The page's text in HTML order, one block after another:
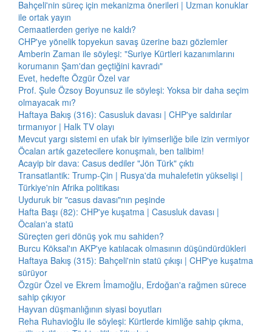
Bahçeli'nin süreç için mekanizma önerileri | Uzman konuklar
ile ortak yayın
Cemaatlerden geriye ne kaldı?
CHP'ye yönelik topyekun savaş üzerine bazı gözlemler
Amberin Zaman ile söyleşi: "Suriye Kürtleri kazanımlarını
korumanın Şam'dan geçtiğini kavradı"
Evet, hedefte Özgür Özel var
Prof. Şule Özsoy Boyunsuz ile söyleşi: Yoksa bir daha seçim
olmayacak mı?
Haftaya Bakış (316): Casusluk davası | CHP'ye saldırılar
tırmanıyor | Halk TV olayı
Mevcut yargı sistemi en ufak bir iyimserliğe bile izin vermiyor
Öcalan artık gazetecilere konuşmalı, ben talibim!
Acayip bir dava: Casus dediler "Jön Türk" çıktı
Transatlantik: Trump-Çin | Rusya'da muhalefetin yükselişi |
Türkiye'nin Afrika politikası
Uyduruk bir "casus davası"nın peşinde
Hafta Başı (82): CHP'ye kuşatma | Casusluk davası |
Öcalan'a statü
Süreçten geri dönüş yok mu sahiden?
Burcu Köksal'ın AKP'ye katılacak olmasının düşündürdükleri
Haftaya Bakış (315): Bahçeli'nin statü çıkışı | CHP'ye kuşatma
sürüyor
Özgür Özel ve Ekrem İmamoğlu, Erdoğan'a rağmen sürece
sahip çıkıyor
Hayvan düşmanlığının siyasi boyutları
Reha Ruhavioğlu ile söyleşi: Kürtlerde kimliğe sahip çıkma,